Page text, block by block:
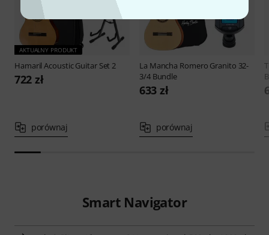
AKTUALNY PRODUKT
HamarilAcoustic Guitar Set 2
722 zł
porównaj
La Mancha Romero Granito 32-
3/4 Bundle
633 zł
porównaj
Smart Navigator